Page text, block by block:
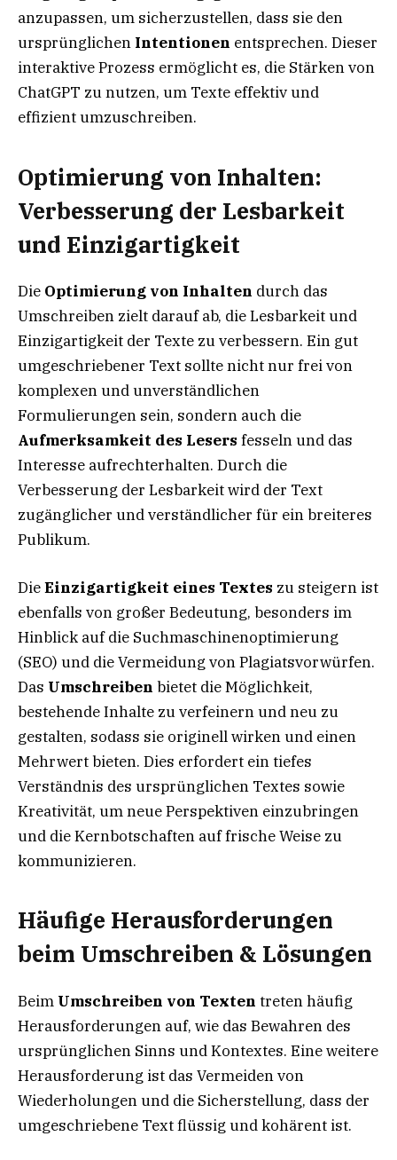
anzupassen, um sicherzustellen, dass sie den
ursprünglichen Intentionen entsprechen. Dieser
interaktive Prozess ermöglicht es, die Stärken von
ChatGPT zu nutzen, um Texte effektiv und
effizient umzuschreiben.
Optimierung von Inhalten:
Verbesserung der Lesbarkeit
und Einzigartigkeit
Die Optimierung von Inhalten durch das
Umschreiben zielt darauf ab, die Lesbarkeit und
Einzigartigkeit der Texte zu verbessern. Ein gut
umgeschriebener Text sollte nicht nur frei von
komplexen und unverständlichen
Formulierungen sein, sondern auch die
Aufmerksamkeit des Lesers fesseln und das
Interesse aufrechterhalten. Durch die
Verbesserung der Lesbarkeit wird der Text
zugänglicher und verständlicher für ein breiteres
Publikum.
DieEinzigartigkeit eines Textes zu steigern ist
ebenfalls von großer Bedeutung, besonders im
Hinblick auf die Suchmaschinenoptimierung
(SEO) und die Vermeidung von Plagiatsvorwürfen.
Das Umschreiben bietet die Möglichkeit,
bestehende Inhalte zu verfeinern und neu zu
gestalten, sodass sie originell wirken und einen
Mehrwert bieten. Dies erfordert ein tiefes
Verständnis des ursprünglichen Textes sowie
Kreativität, um neue Perspektiven einzubringen
und die Kernbotschaften auf frische Weise zu
kommunizieren.
Häufige Herausforderungen
beim Umschreiben & Lösungen
Beim Umschreiben von Texten treten häufig
Herausforderungen auf, wie das Bewahren des
ursprünglichen Sinns und Kontextes. Eine weitere
Herausforderung ist das Vermeiden von
Wiederholungen und die Sicherstellung, dass der
umgeschriebene Text flüssig und kohärent ist.